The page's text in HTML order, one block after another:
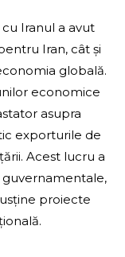
Iranul a avut
Iran, cât și
globală.
economice
asupra
exporturile de
Acest lucru a
guvernamentale,
proiecte